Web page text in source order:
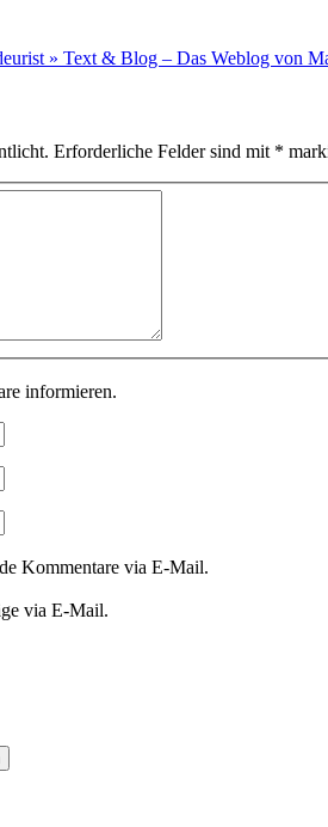
» Text & Blog – Das Weblog von
Erforderliche Felder sind mit *
informieren.
Kommentare via E-Mail.
via E-Mail.